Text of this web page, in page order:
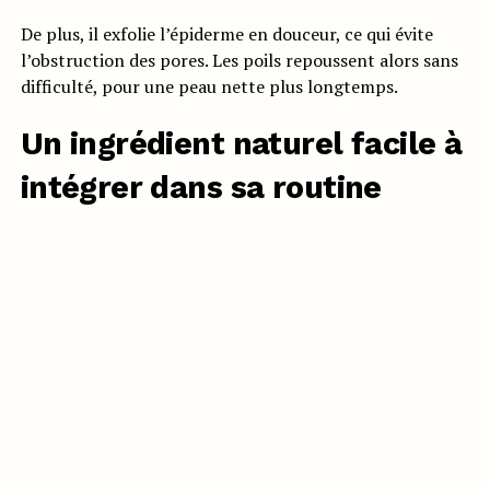
De plus, il exfolie l’épiderme en douceur, ce qui évite
l’obstruction des pores. Les poils repoussent alors sans
difficulté, pour une peau nette plus longtemps.
Un ingrédient naturel facile à
intégrer dans sa routine